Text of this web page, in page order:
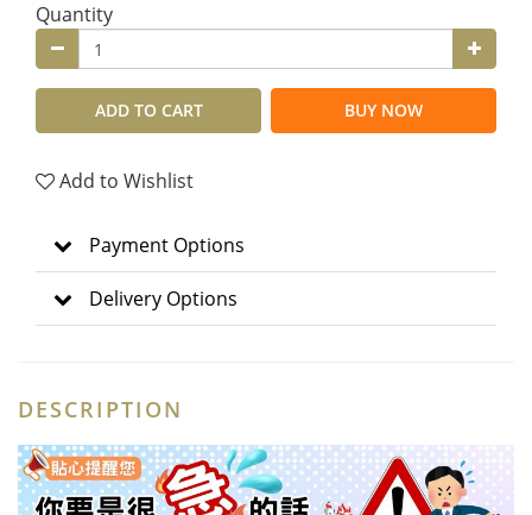
Quantity
ADD TO CART BUY NOW
Add to Wishlist
Payment Options
Delivery Options
DESCRIPTION